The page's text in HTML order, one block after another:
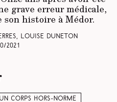
grave erreur médicale,
son histoire à Médor.
Louise Duneton
2021
Un corps hors-norme